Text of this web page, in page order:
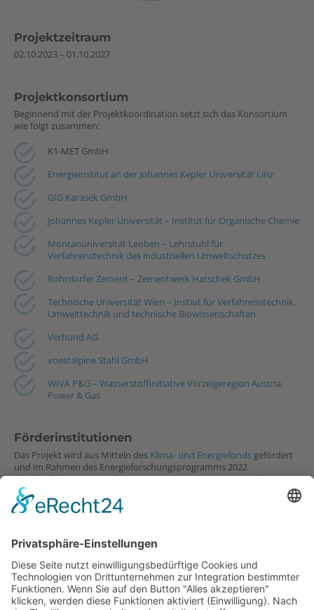
Projektzeitraum
02.10.2023 – 01.10.2027
Projektkonsortium
Beginnend mit der Projektkoordination setzt sich das Konsortium
wie folgt zusammen:
K1-MET GmbH
Energieinstitut an der Johannes Kepler Universität Linz
GIG Karasek GmbH
Johannes Kepler Universität – Institut für Organische Chemie
Montanuniversität Leoben – Lehrstuhl für
Verfahrenstechnik des industriellen Umweltschutzes
Rohrdorfer Zement – Zementwerk Hatschek GmbH
Technische Universität Wien – Instiut für Verfahrenstechnik,
Umwelttechnik und technische Biowissenschaften
Verbund AG
voestalpine Stahl GmbH
WIVA P&G – Wasserstoffinitiative Vorzeigeregion Austria
Power & Gas
Förderinstitutionen
Das Projekt wird aus Mitteln des Klima- und Energiefonds gefördert
und im Rahmen des Energieforschungsprogramms 2022
durchgeführt (FFG-Projektnummer: FO999903855; Gesamtkosten:
16,8 Mio. EUR, Förderung 7,7 Mio. EUR).